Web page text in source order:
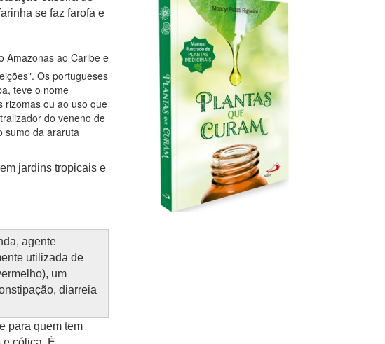
se faz farofa e
Amazonas ao Caribe e
Os portugueses
teve o nome
rizomas ou ao uso que
do veneno de
sumo da araruta
jardins tropicais e
agente
utilizada de
um
diarreia
para quem tem